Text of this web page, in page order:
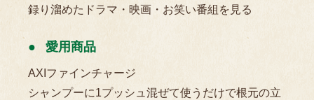
録り溜めたドラマ・映画・お笑い番組を見る
愛用商品
AXIファインチャージ
シャンプーに1プッシュ混ぜて使うだけで根元の立